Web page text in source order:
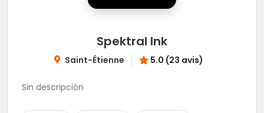
Spektral Ink
Saint-Étienne 5.0 (23 avis)
Sin descripción